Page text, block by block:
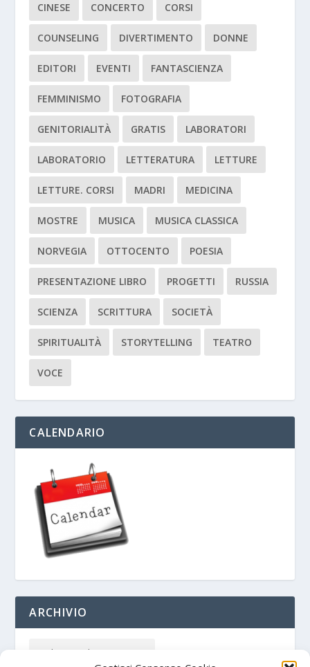
CINESE CONCERTO CORSI
COUNSELING DIVERTIMENTO DONNE
EDITORI EVENTI FANTASCIENZA
FEMMINISMO FOTOGRAFIA
GENITORIALITÀ GRATIS LABORATORI
LABORATORIO LETTERATURA LETTURE
LETTURE. CORSI MADRI MEDICINA
MOSTRE MUSICA MUSICA CLASSICA
NORVEGIA OTTOCENTO POESIA
PRESENTAZIONE LIBRO PROGETTI RUSSIA
SCIENZA SCRITTURA SOCIETÀ
SPIRITUALITÀ STORYTELLING TEATRO
VOCE
CALENDARIO
ARCHIVIO